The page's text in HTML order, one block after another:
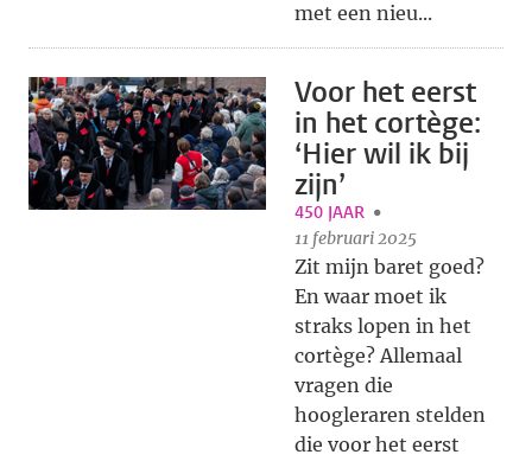
met een nieu...
Voor het eerst
in het cortège:
‘Hier wil ik bij
zijn’
450 JAAR
11 februari 2025
Zit mijn baret goed?
En waar moet ik
straks lopen in het
cortège? Allemaal
vragen die
hoogleraren stelden
die voor het eerst